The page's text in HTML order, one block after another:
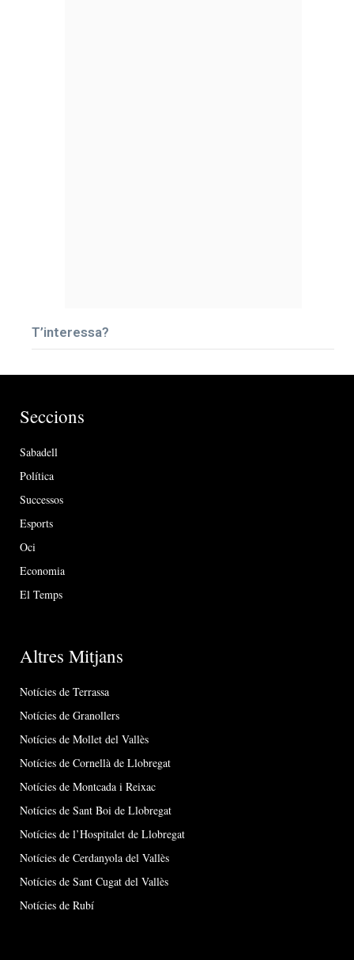
T’interessa?
Seccions
Sabadell
Política
Successos
Esports
Oci
Economia
El Temps
Altres Mitjans
Notícies de Terrassa
Notícies de Granollers
Notícies de Mollet del Vallès
Notícies de Cornellà de Llobregat
Notícies de Montcada i Reixac
Notícies de Sant Boi de Llobregat
Notícies de l’Hospitalet de Llobregat
Notícies de Cerdanyola del Vallès
Notícies de Sant Cugat del Vallès
Notícies de Rubí